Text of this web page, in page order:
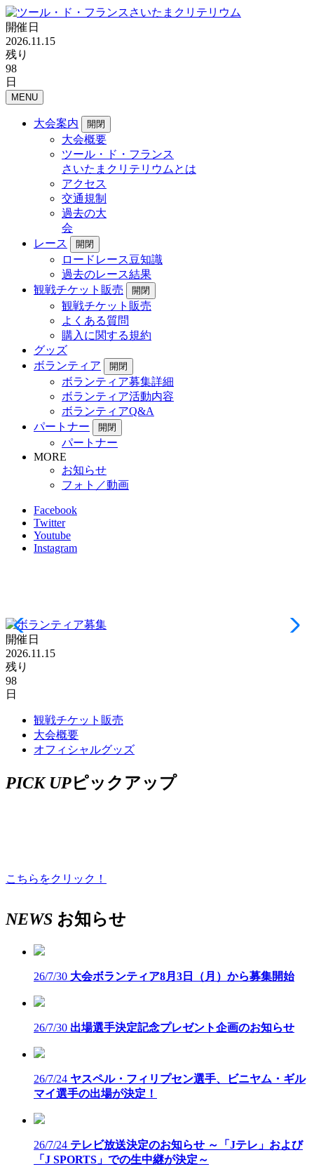
開催日
2026.11.15
残り
98
日
MENU
大会案内 開閉
大会概要
ツール・ド・フランス
さいたまクリテリウムとは
アクセス
交通規制
過去の大
会
レース
開閉
ロードレース豆知識
過去のレース結果
観戦チケット販売
開閉
観戦チケット販売
よくある質問
購入に関する規約
グッズ
ボランティア
開閉
ボランティア募集詳細
ボランティア活動内容
ボランティアQ&A
パートナー
開閉
パートナー
MORE
お知らせ
フォト／動画
Facebook
Twitter
Youtube
Instagram
開催日
2026.11.15
残り
98
日
観戦チケット販売
大会概要
オフィシャルグッズ
PICK UPピックアップ
こちらをクリック！
NEWS お知らせ
26/7/30 大会ボランティア8月3日（月）から募集開始
26/7/30 出場選手決定記念プレゼント企画のお知らせ
26/7/24 ヤスペル・フィリプセン選手、ビニヤム・ギル
マイ選手の出場が決定！
26/7/24 テレビ放送決定のお知らせ ～「Jテレ」および
「J SPORTS」での生中継が決定～